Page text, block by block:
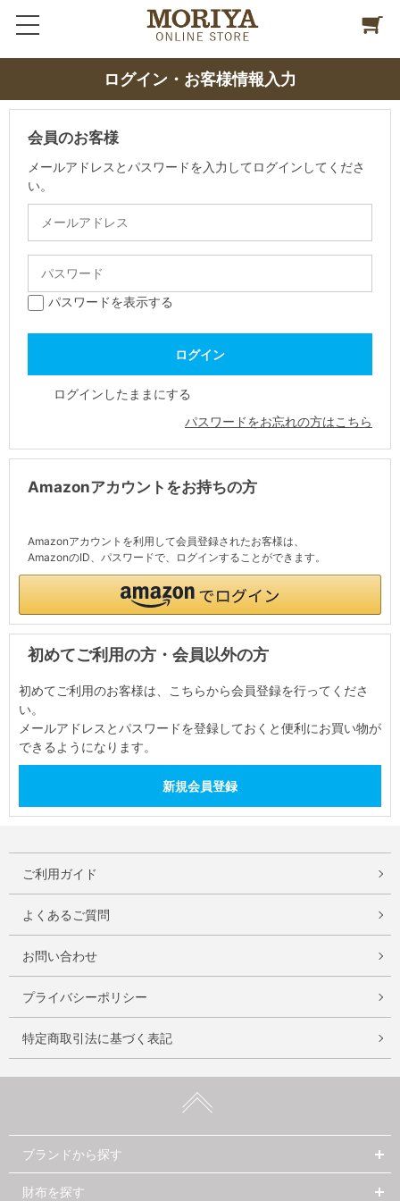
ログイン・お客様情報入力
会員のお客様
メールアドレスとパスワードを入力してログインしてくださ
い。
パスワードを表示する
ログインしたままにする
パスワードをお忘れの方はこちら
Amazonアカウントをお持ちの方
Amazonアカウントを利用して会員登録されたお客様は、
AmazonのID、パスワードで、ログインすることができます。
初めてご利用の方・会員以外の方
初めてご利用のお客様は、こちらから会員登録を行ってくださ
い。
メールアドレスとパスワードを登録しておくと便利にお買い物が
できるようになります。
ご利用ガイド
よくあるご質問
お問い合わせ
プライバシーポリシー
特定商取引法に基づく表記
ブランドから探す
財布を探す